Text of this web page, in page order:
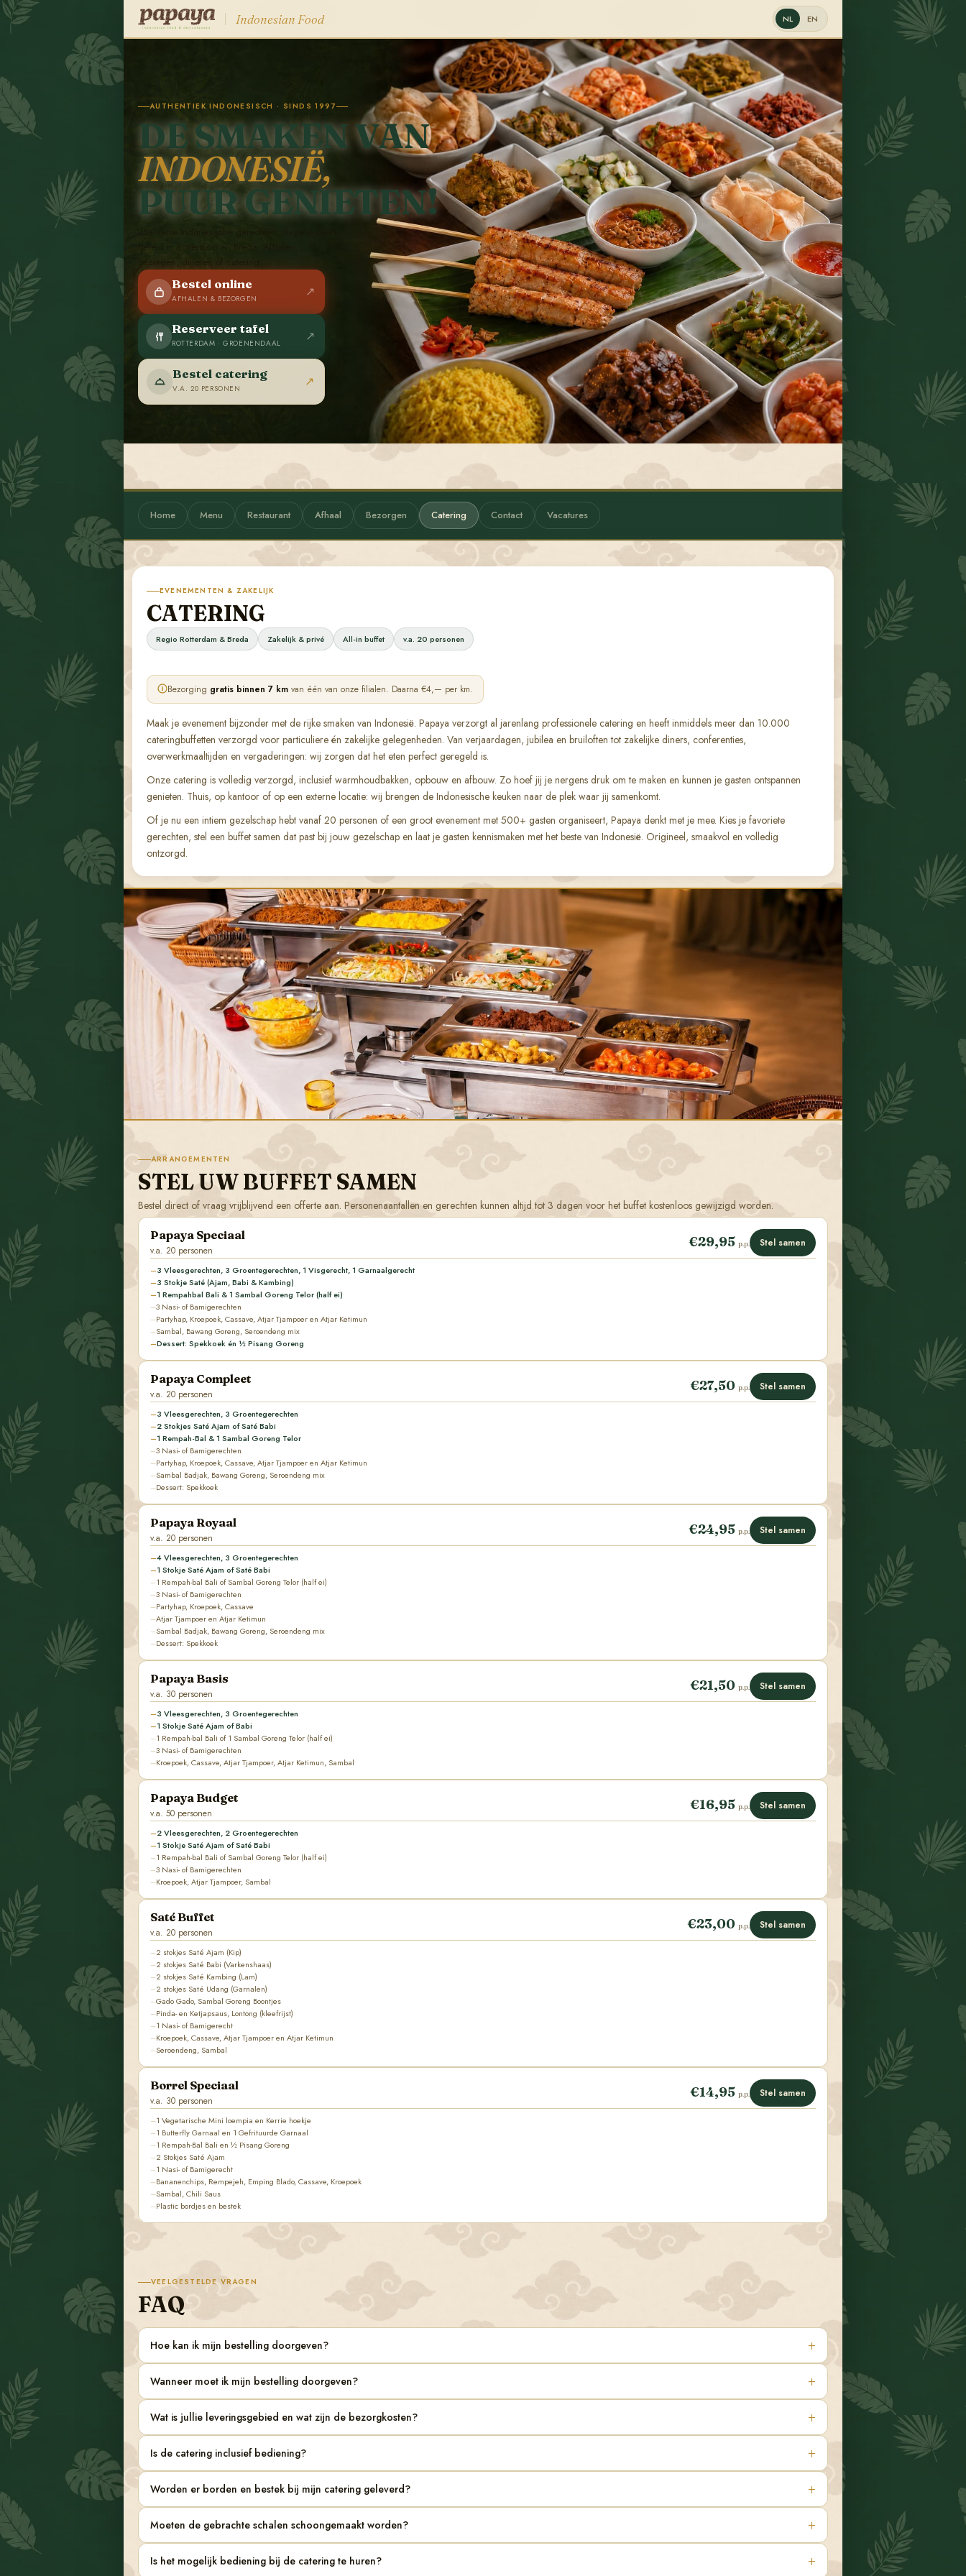
Indonesian Food NL EN
AUTHENTIEK INDONESISCH · SINDS 1997
DE SMAKEN VAN
INDONESIË,
PUUR GENIETEN!
Bestel online
AFHALEN & BEZORGEN ↗
Reserveer tafel
ROTTERDAM · GROENENDAAL ↗
Bestel catering
V.A. 20 PERSONEN ↗
Home Menu Restaurant Afhaal Bezorgen Catering Contact Vacatures
EVENEMENTEN & ZAKELIJK
CATERING
Regio Rotterdam & Breda Zakelijk & privé All-in buffet v.a. 20 personen
Bezorging gratis binnen 7 km van één van onze filialen. Daarna €4,— per km.
Maak je evenement bijzonder met de rijke smaken van Indonesië. Papaya verzorgt al jarenlang professionele catering en heeft inmiddels meer dan 10.000
cateringbuffetten verzorgd voor particuliere én zakelijke gelegenheden. Van verjaardagen, jubilea en bruiloften tot zakelijke diners, conferenties,
overwerkmaaltijden en vergaderingen: wij zorgen dat het eten perfect geregeld is.
Onze catering is volledig verzorgd, inclusief warmhoudbakken, opbouw en afbouw. Zo hoef jij je nergens druk om te maken en kunnen je gasten ontspannen
genieten. Thuis, op kantoor of op een externe locatie: wij brengen de Indonesische keuken naar de plek waar jij samenkomt.
Of je nu een intiem gezelschap hebt vanaf 20 personen of een groot evenement met 500+ gasten organiseert, Papaya denkt met je mee. Kies je favoriete
gerechten, stel een buffet samen dat past bij jouw gezelschap en laat je gasten kennismaken met het beste van Indonesië. Origineel, smaakvol en volledig
ontzorgd.
ARRANGEMENTEN
STEL UW BUFFET SAMEN
Bestel direct of vraag vrijblijvend een offerte aan. Personenaantallen en gerechten kunnen altijd tot 3 dagen voor het buffet kostenloos gewijzigd worden.
Papaya Speciaal
v.a. 20 personen
€29,95 p.p. Stel samen
3 Vleesgerechten, 3 Groentegerechten, 1 Visgerecht, 1 Garnaalgerecht
3 Stokje Saté (Ajam, Babi & Kambing)
1 Rempahbal Bali & 1 Sambal Goreng Telor (half ei)
3 Nasi- of Bamigerechten
Partyhap, Kroepoek, Cassave, Atjar Tjampoer en Atjar Ketimun
Sambal, Bawang Goreng, Seroendeng mix
Dessert: Spekkoek én ½ Pisang Goreng
Papaya Compleet
v.a. 20 personen
€27,50 p.p. Stel samen
3 Vleesgerechten, 3 Groentegerechten
2 Stokjes Saté Ajam of Saté Babi
1 Rempah-Bal & 1 Sambal Goreng Telor
3 Nasi- of Bamigerechten
Partyhap, Kroepoek, Cassave, Atjar Tjampoer en Atjar Ketimun
Sambal Badjak, Bawang Goreng, Seroendeng mix
Dessert: Spekkoek
Papaya Royaal
v.a. 20 personen
€24,95 p.p. Stel samen
4 Vleesgerechten, 3 Groentegerechten
1 Stokje Saté Ajam of Saté Babi
1 Rempah-bal Bali of Sambal Goreng Telor (half ei)
3 Nasi- of Bamigerechten
Partyhap, Kroepoek, Cassave
Atjar Tjampoer en Atjar Ketimun
Sambal Badjak, Bawang Goreng, Seroendeng mix
Dessert: Spekkoek
Papaya Basis
v.a. 30 personen
€21,50 p.p. Stel samen
3 Vleesgerechten, 3 Groentegerechten
1 Stokje Saté Ajam of Babi
1 Rempah-bal Bali of 1 Sambal Goreng Telor (half ei)
3 Nasi- of Bamigerechten
Kroepoek, Cassave, Atjar Tjampoer, Atjar Ketimun, Sambal
Papaya Budget
v.a. 50 personen
€16,95 p.p. Stel samen
2 Vleesgerechten, 2 Groentegerechten
1 Stokje Saté Ajam of Saté Babi
1 Rempah-bal Bali of Sambal Goreng Telor (half ei)
3 Nasi- of Bamigerechten
Kroepoek, Atjar Tjampoer, Sambal
Saté Buffet
v.a. 20 personen
€23,00 p.p. Stel samen
2 stokjes Saté Ajam (Kip)
2 stokjes Saté Babi (Varkenshaas)
2 stokjes Saté Kambing (Lam)
2 stokjes Saté Udang (Garnalen)
Gado Gado, Sambal Goreng Boontjes
Pinda- en Ketjapsaus, Lontong (kleefrijst)
1 Nasi- of Bamigerecht
Kroepoek, Cassave, Atjar Tjampoer en Atjar Ketimun
Seroendeng, Sambal
Borrel Speciaal
v.a. 30 personen
€14,95 p.p. Stel samen
1 Vegetarische Mini loempia en Kerrie hoekje
1 Butterfly Garnaal en 1 Gefrituurde Garnaal
1 Rempah-Bal Bali en ½ Pisang Goreng
2 Stokjes Saté Ajam
1 Nasi- of Bamigerecht
Bananenchips, Rempejeh, Emping Blado, Cassave, Kroepoek
Sambal, Chili Saus
Plastic bordjes en bestek
VEELGESTELDE VRAGEN
FAQ
Hoe kan ik mijn bestelling doorgeven?
Wanneer moet ik mijn bestelling doorgeven?
Wat is jullie leveringsgebied en wat zijn de bezorgkosten?
Is de catering inclusief bediening?
Worden er borden en bestek bij mijn catering geleverd?
Moeten de gebrachte schalen schoongemaakt worden?
Is het mogelijk bediening bij de catering te huren?